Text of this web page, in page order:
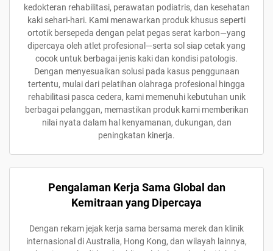
kedokteran rehabilitasi, perawatan podiatris, dan kesehatan
kaki sehari-hari. Kami menawarkan produk khusus seperti
ortotik bersepeda dengan pelat pegas serat karbon—yang
dipercaya oleh atlet profesional—serta sol siap cetak yang
cocok untuk berbagai jenis kaki dan kondisi patologis.
Dengan menyesuaikan solusi pada kasus penggunaan
tertentu, mulai dari pelatihan olahraga profesional hingga
rehabilitasi pasca cedera, kami memenuhi kebutuhan unik
berbagai pelanggan, memastikan produk kami memberikan
nilai nyata dalam hal kenyamanan, dukungan, dan
peningkatan kinerja.
Pengalaman Kerja Sama Global dan
Kemitraan yang Dipercaya
Dengan rekam jejak kerja sama bersama merek dan klinik
internasional di Australia, Hong Kong, dan wilayah lainnya,